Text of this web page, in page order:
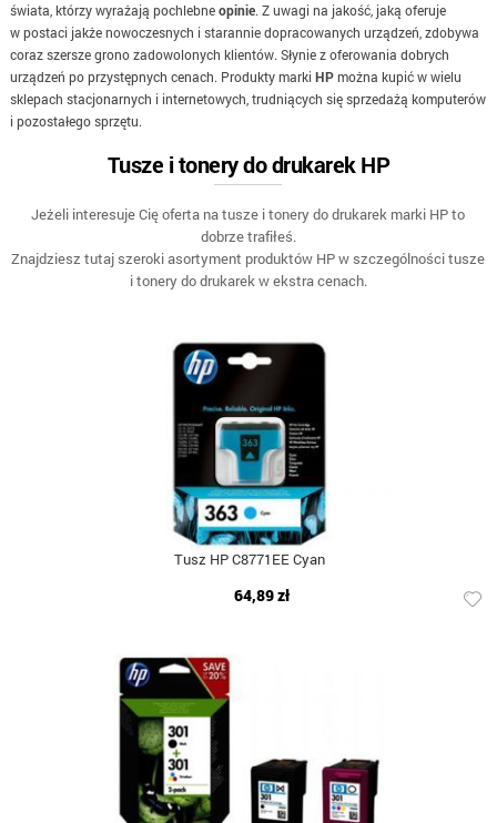
świata, którzy wyrażają pochlebneopinie. Z uwagi na jakość, jaką oferuje
w postaci jakże nowoczesnych i starannie dopracowanych urządzeń, zdobywa
coraz szersze grono zadowolonych klientów. Słynie z oferowania dobrych
urządzeń po przystępnych cenach. Produkty marki HPmożna kupić w wielu
sklepach stacjonarnych i internetowych, trudniących się sprzedażą komputerów
i pozostałego sprzętu.
Tusze i tonery do drukarek HP
Jeżeli interesuje Cię oferta na tusze i tonery do drukarek marki HP to
dobrze trafiłeś.
Znajdziesz tutaj szeroki asortyment produktów HP w szczególności tusze
i tonery do drukarek w ekstra cenach.
Tusz HP C8771EE Cyan
64,89 zł